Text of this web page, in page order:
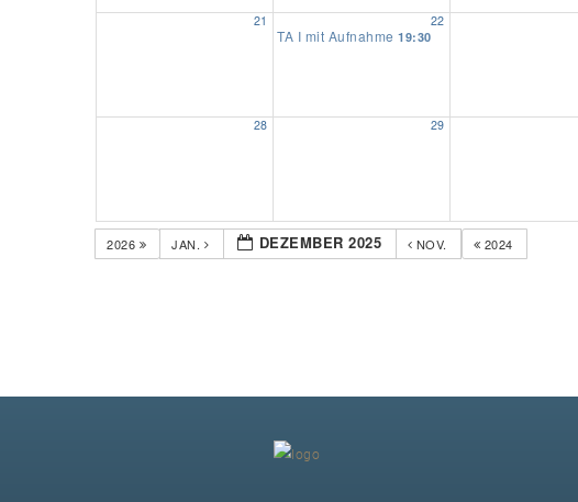
21 22
TA I mit Aufnahme 19:30
28 29
2024
NOV.
DEZEMBER 2025
JAN.
2026